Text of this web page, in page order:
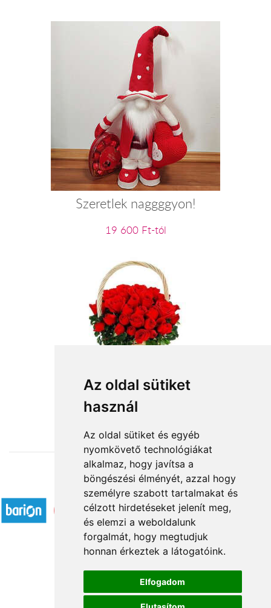
Az oldal sütiket
használ
Az oldal sütiket és egyéb
nyomkövető technológiákat
alkalmaz, hogy javítsa a
böngészési élményét, azzal hogy
személyre szabott tartalmakat és
célzott hirdetéseket jelenít meg,
és elemzi a weboldalunk
forgalmát, hogy megtudjuk
honnan érkeztek a látogatóink.
Elfogadom
Szeretlek naggggyon!
19 600 Ft-tól
Vörös rózsa kosár 50-60-70
135 800 Ft-tól
Elfogadott fizetési módok
Á.SZ.F.
Impresszum